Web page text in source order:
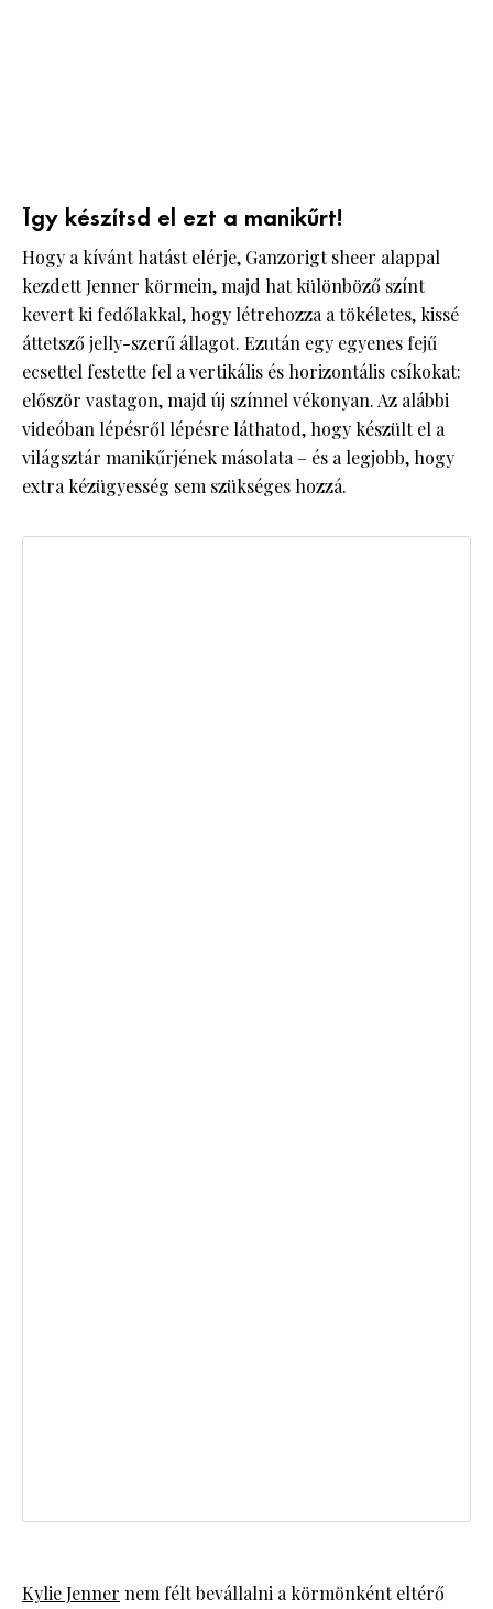
Így készítsd el ezt a manikűrt!
Hogy a kívánt hatást elérje, Ganzorigt sheer alappal
kezdett Jenner körmein, majd hat különböző színt
kevert ki fedőlakkal, hogy létrehozza a tökéletes, kissé
áttetsző jelly-szerű állagot. Ezután egy egyenes fejű
ecsettel festette fel a vertikális és horizontális csíkokat:
először vastagon, majd új színnel vékonyan. Az alábbi
videóban lépésről lépésre láthatod, hogy készült el a
világsztár manikűrjének másolata – és a legjobb, hogy
extra kézügyesség sem szükséges hozzá.
Kylie Jenner nem félt bevállalni a körmönként eltérő